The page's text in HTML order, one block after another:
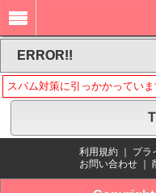
ERROR!!
スパム対策に引っかかっていま
利用規約 プラ
お問い合わせ